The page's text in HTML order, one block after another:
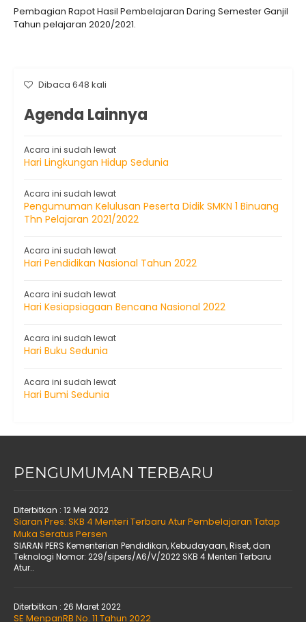
Pembagian Rapot Hasil Pembelajaran Daring Semester Ganjil
Tahun pelajaran 2020/2021.
Dibaca 648 kali
Agenda Lainnya
Acara ini sudah lewat
Hari Lingkungan Hidup Sedunia
Acara ini sudah lewat
Pengumuman Kelulusan Peserta Didik SMKN 1 Binuang
Thn Pelajaran 2021/2022
Acara ini sudah lewat
Hari Pendidikan Nasional Tahun 2022
Acara ini sudah lewat
Hari Kesiapsiagaan Bencana Nasional 2022
Acara ini sudah lewat
Hari Buku Sedunia
Acara ini sudah lewat
Hari Bumi Sedunia
PENGUMUMAN TERBARU
Diterbitkan : 12 Mei 2022
Siaran Pres: SKB 4 Menteri Terbaru Atur Pembelajaran Tatap
Muka Seratus Persen
SIARAN PERS Kementerian Pendidikan, Kebudayaan, Riset, dan
Teknologi Nomor: 229/sipers/A6/V/2022 SKB 4 Menteri Terbaru
Atur..
Diterbitkan : 26 Maret 2022
SE MenpanRB No. 11 Tahun 2022